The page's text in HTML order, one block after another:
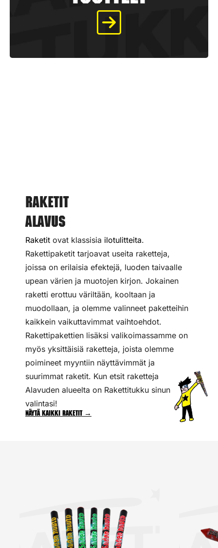
Raketit
Alavus
Raketit ovat klassisia ilotulitteita.
Rakettipaketit tarjoavat useita raketteja,
joissa on erilaisia efektejä, luoden taivaalle
upean värien ja muotojen kirjon. Jokainen
raketti erottuu väriltään, kooltaan ja
muodollaan, ja olemme valinneet paketteihin
kaikkein vaikuttavimmat vaihtoehdot.
Rakettipakettien lisäksi valikoimassamme on
myös yksittäisiä raketteja, joista olemme
poimineet myyntiin näyttävimmät ja
suurimmat raketit. Kun etsit raketteja
Alavuden alueelta on Rakettitukku sinun
valintasi!
Näytä kaikki raketit →